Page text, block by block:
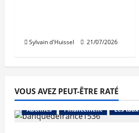
Sylvain d'Huissel 21/07/2026
VOUS AVEZ PEUT-ÊTRE RATÉ
Abonnés Financement Les taux